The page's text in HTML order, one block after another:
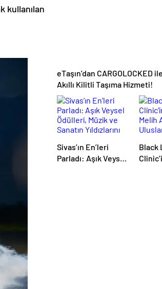
kullanılan
eTaşın’dan CARGOLOCKED
Akıllı Kilitli Taşıma Hizmeti!
Sivas’ın En’leri
Parladı: Aşık Veysel
Black